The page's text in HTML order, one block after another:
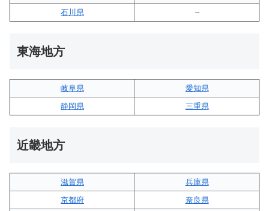
石川県
–
東海地方
岐阜県
愛知県
静岡県
三重県
近畿地方
滋賀県
兵庫県
京都府
奈良県